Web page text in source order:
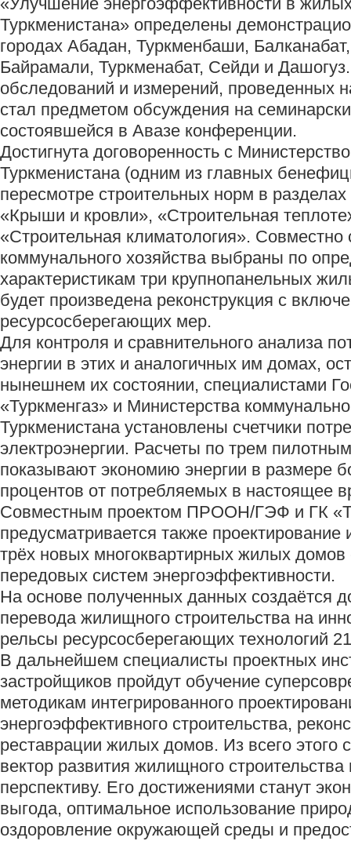
Туркменистана» определены
городах Абадан, Туркменбаши,
Байрамали, Туркменабат, Сейди и
обследований и измерений, проведенных
стал предметом обсуждения на
состоявшейся в Авазе конференции.
Достигнута договоренность с
Туркменистана (одним из главных
пересмотре строительных норм в
«Крыши и кровли», «Строительная
«Строительная климатология».
коммунального хозяйства выбраны по
характеристикам три крупнопанельных
будет произведена реконструкция с
ресурсосберегающих мер.
Для контроля и сравнительного анализа
энергии в этих и аналогичных им домах,
нынешнем их состоянии, специалистами
«Туркменгаз» и Министерства
Туркменистана установлены счетчики
электроэнергии. Расчеты по трем
показывают экономию энергии в размере
процентов от потребляемых в настоящее
Совместным проектом ПРООН/ГЭФ и ГК
предусматривается также проектирование
трёх новых многоквартирных жилых
передовых систем энергоэффективности.
На основе полученных данных создаётся
перевода жилищного строительства на
рельсы ресурсосберегающих технологий
В дальнейшем специалисты проектных
застройщиков пройдут обучение
методикам интегрированного
энергоэффективного строительства,
реставрации жилых домов. Из всего этого
вектор развития жилищного
перспективу. Его достижениями станут
выгода, оптимальное использование
оздоровление окружающей среды и